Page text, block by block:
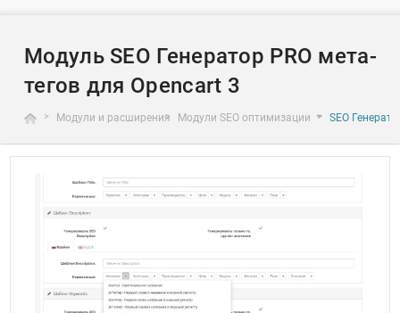
Модуль SEO Генератор PRO мета-
тегов для Opencart 3
Модули и расширения Модули SEO оптимизации SEO